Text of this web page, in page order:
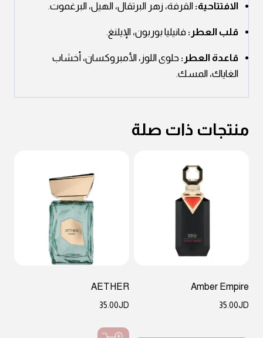
الافتتاحية: القرفة، زهر البرتقال، الهيل، البرغموت.
قلب العطر: فانيليا بوربون، الإيلنغ.
قاعدة العطر: حلوى اللوز، الأمبروكسان، أخشاب
الغاياك، المسك.
منتجات ذات صلة
Amber Empire
JD
35.00
AETHER
JD
35.00